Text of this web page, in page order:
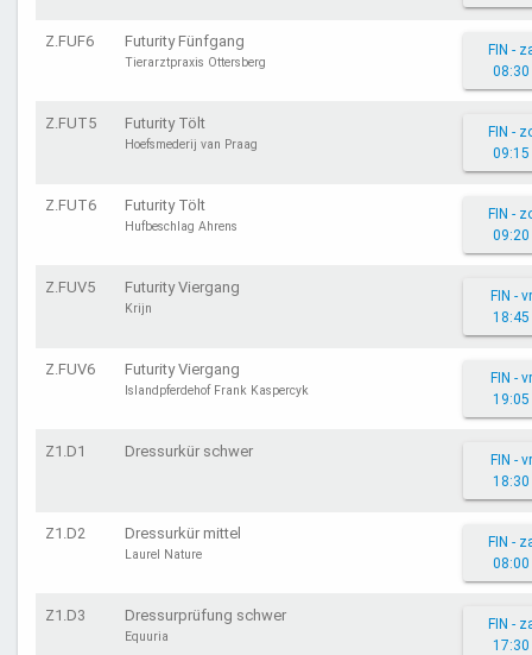
Z.FUF6 Futurity Fünfgang
Tierarztpraxis Ottersberg
FIN -
08:30
Z.FUT5 Futurity Tölt
Hoefsmederij van Praag
FIN -
09:15
Z.FUT6 Futurity Tölt
Hufbeschlag Ahrens
FIN -
09:20
Z.FUV5 Futurity Viergang
Krijn
FIN - vr
18:45
Z.FUV6 Futurity Viergang
Islandpferdehof Frank Kaspercyk
FIN - vr
19:05
Z1.D1 Dressurkür schwer
FIN - vr
18:30
Z1.D2 Dressurkür mittel
Laurel Nature
FIN -
08:00
Z1.D3 Dressurprüfung schwer
Equuria
FIN -
17:30